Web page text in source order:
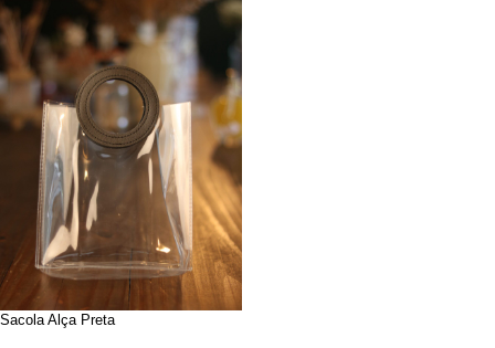
Sacola Alça Preta